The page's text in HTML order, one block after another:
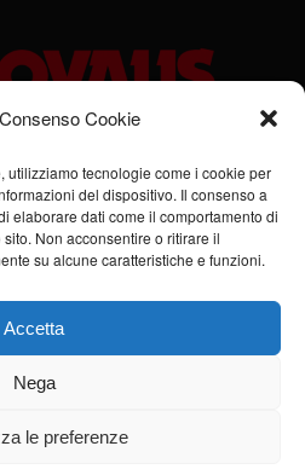
Cookie
utilizziamo tecnologie come i cookie per
del dispositivo. Il consenso a
elaborare dati come il comportamento di
Non acconsentire o ritirare il
su alcune caratteristiche e funzioni.
Accetta
Nega
le preferenze
1 – 47923 Rimini (RN) – Ufficio:
47923 Rimini (RN) – P.IVA:
– Cell +39 336 378555 –
- Tutti i diritti riservati -